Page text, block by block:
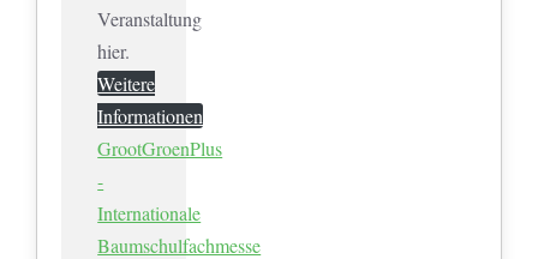
Veranstaltung
hier.
Weitere
Informationen
GrootGroenPlus
-
Internationale
Baumschulfachmesse